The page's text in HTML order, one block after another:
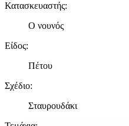
Κατασκευαστής:
Ο νουνός
Είδος:
Πέτου
Σχέδιο:
Σταυρουδάκι